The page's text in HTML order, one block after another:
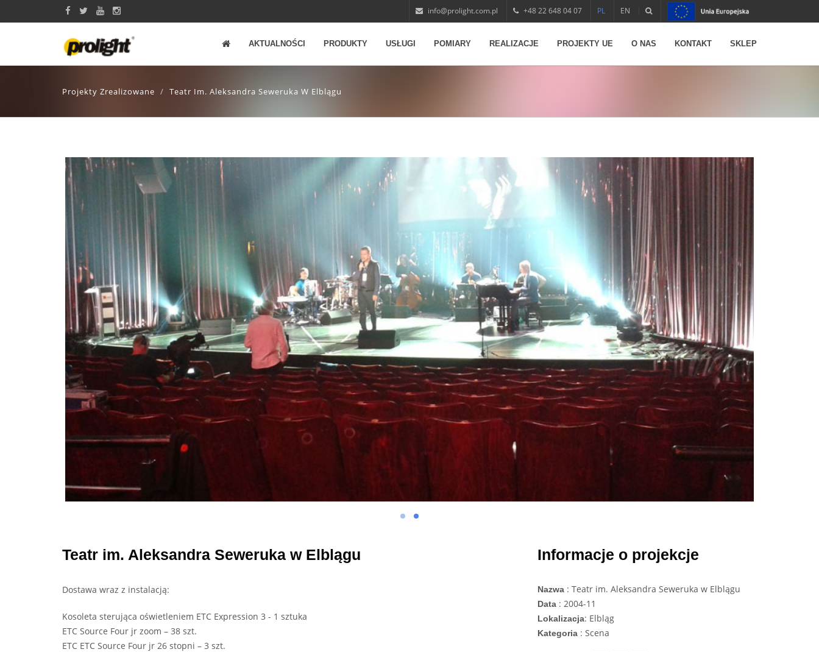
info@prolight.com.pl +48 22 648 04 07 PL EN
AKTUALNOŚCI PRODUKTY USŁUGI POMIARY REALIZACJE PROJEKTY UE O NAS KONTAKT SKLEP
Projekty Zrealizowane Teatr Im. Aleksandra Seweruka W Elblągu
Teatr im. Aleksandra Seweruka w Elblągu
Dostawa wraz z instalacją:
Kosoleta sterująca oświetleniem ETC Expression 3 - 1 sztuka
ETC Source Four jr zoom – 38 szt.
ETC ETC Source Four jr 26 stopni – 3 szt.
Informacje o projekcje
Nazwa : Teatr im. Aleksandra Seweruka w Elblągu
Data : 2004-11
Lokalizacja: Elbląg
Kategoria : Scena